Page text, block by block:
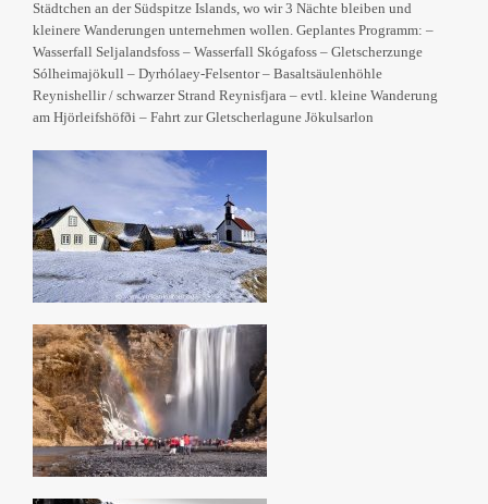
Städtchen an der Südspitze Islands, wo wir 3 Nächte bleiben und
kleinere Wanderungen unternehmen wollen. Geplantes Programm: –
Wasserfall Seljalandsfoss – Wasserfall Skógafoss – Gletscherzunge
Sólheimajökull – Dyrhólaey-Felsentor – Basaltsäulenhöhle
Reynishellir / schwarzer Strand Reynisfjara – evtl. kleine Wanderung
am Hjörleifshöfði – Fahrt zur Gletscherlagune Jökulsarlon